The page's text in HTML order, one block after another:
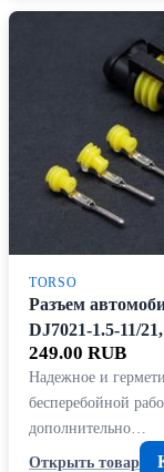
TORSO
Разъем
DJ7021-1.5-11/
249.00 RUB
Надежное и
бесперебойной
дополнительно…
Открыть товар